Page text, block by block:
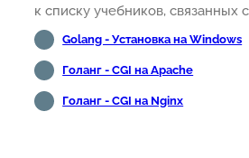
к списку учебников, связанных
Golang - Установка на Windows
Голанг - CGI на Apache
Голанг - CGI на Nginx